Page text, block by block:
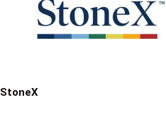
StoneX